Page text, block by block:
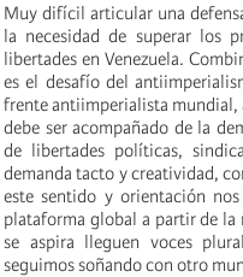
Muy difícil articular una
la necesidad de superar los
libertades en Venezuela.
es el desafío del
frente antiimperialista mundial,
debe ser acompañado de la
de libertades políticas,
demanda tacto y creatividad,
este sentido y orientación
plataforma global a partir de la
se aspira lleguen voces
seguimos soñando con otro